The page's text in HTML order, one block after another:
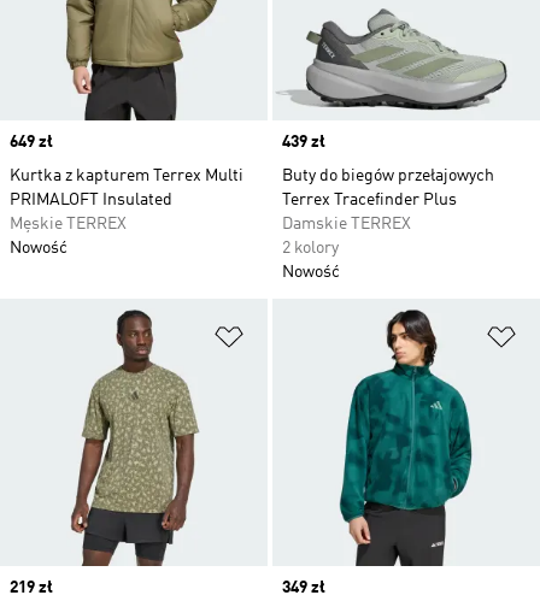
Price
649 zł
Kurtka z kapturem Terrex Multi
PRIMALOFT Insulated
Męskie TERREX
Nowość
Price
439 zł
Buty do biegów przełajowych
Terrex Tracefinder Plus
Damskie TERREX
2 kolory
Nowość
Dodaj do listy życzeń
Price
219 zł
Price
349 zł